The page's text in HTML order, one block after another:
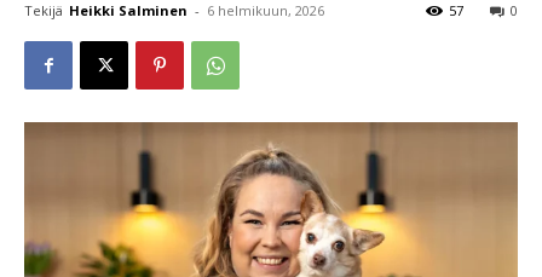
Tekijä Heikki Salminen - 6 helmikuun, 2026 0
57